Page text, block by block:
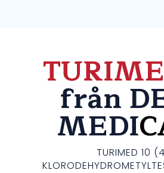
från
MEDI
TURIMED 10